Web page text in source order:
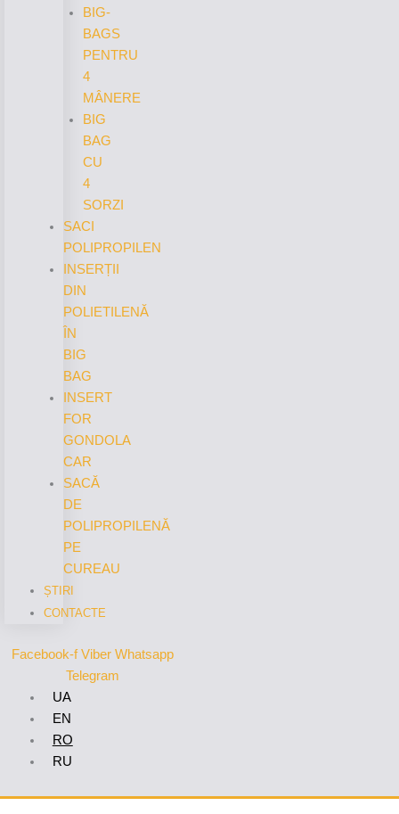
BIG-
BAGS
PENTRU
4
MÂNERE
BIG
BAG
CU
4
SORZI
SACI
POLIPROPILEN
INSERȚII
DIN
POLIETILENĂ
ÎN
BIG
BAG
INSERT
FOR
GONDOLA
CAR
SACĂ
DE
POLIPROPILENĂ
PE
CUREAU
ȘTIRI
CONTACTE
Facebook-f Viber Whatsapp
Telegram
UA
EN
RO
RU